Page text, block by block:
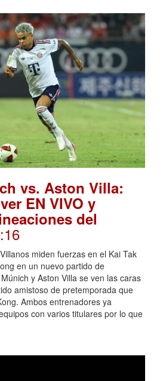
vs. Aston Villa:
EN VIVO y
del
miden fuerzas en el Kai Tak
en un nuevo partido de
y Aston Villa se ven las caras
amistoso de pretemporada que
Ambos entrenadores ya
con varios titulares por lo que